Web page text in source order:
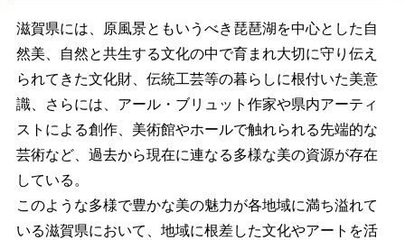
滋賀県には、原風景ともいうべき琵琶湖を中心とした自
然美、自然と共生する文化の中で育まれ大切に守り伝え
られてきた文化財、伝統工芸等の暮らしに根付いた美意
識、さらには、アール・ブリュット作家や県内アーティ
ストによる創作、美術館やホールで触れられる先端的な
芸術など、過去から現在に連なる多様な美の資源が存在
している。
このような多様で豊かな美の魅力が各地域に満ち溢れて
いる滋賀県において、地域に根差した文化やアートを活